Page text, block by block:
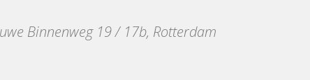
Binnenweg 19 / 17b, Rotterdam